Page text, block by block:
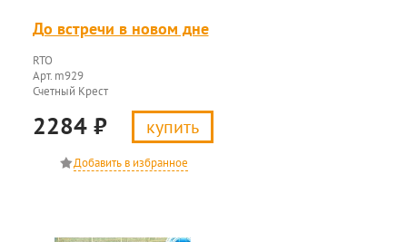
До встречи в новом дне
RTO
Арт. m929
Счетный Крест
2284 ₽ купить